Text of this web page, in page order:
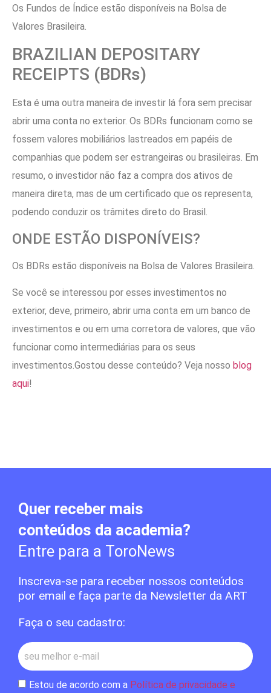
Os Fundos de Índice estão disponíveis na Bolsa de
Valores Brasileira.
BRAZILIAN DEPOSITARY
RECEIPTS (BDRs)
Esta é uma outra maneira de investir lá fora sem precisar
abrir uma conta no exterior. Os BDRs funcionam como se
fossem valores mobiliários lastreados em papéis de
companhias que podem ser estrangeiras ou brasileiras. Em
resumo, o investidor não faz a compra dos ativos de
maneira direta, mas de um certificado que os representa,
podendo conduzir os trâmites direto do Brasil.
ONDE ESTÃO DISPONÍVEIS?
Os BDRs estão disponíveis na Bolsa de Valores Brasileira.
Se você se interessou por esses investimentos no
exterior, deve, primeiro, abrir uma conta em um banco de
investimentos e ou em uma corretora de valores, que vão
funcionar como intermediárias para os seus
investimentos.Gostou desse conteúdo? Veja nosso blog
aqui!
Quer receber mais
conteúdos da academia?
Entre para a ToroNews
Inscreva-se para receber nossos conteúdos
por email e faça parte da Newsletter da ART
Faça o seu cadastro:
Estou de acordo com a Política de privacidade e